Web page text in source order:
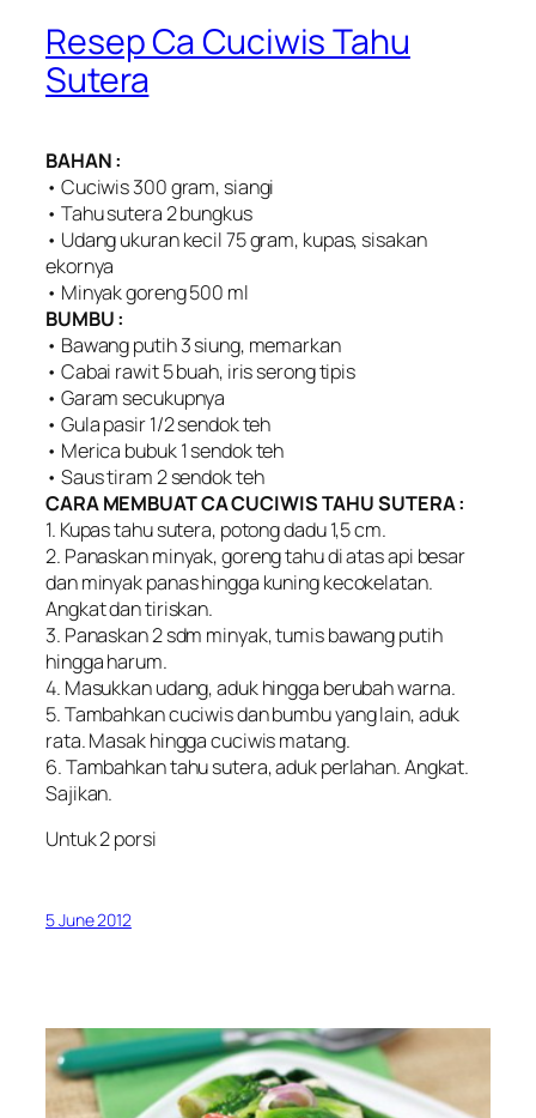
Resep Ca Cuciwis Tahu
Sutera
BAHAN :
• Cuciwis 300 gram, siangi
• Tahu sutera 2 bungkus
• Udang ukuran kecil 75 gram, kupas, sisakan
ekornya
• Minyak goreng 500 ml
BUMBU :
• Bawang putih 3 siung, memarkan
• Cabai rawit 5 buah, iris serong tipis
• Garam secukupnya
• Gula pasir 1/2 sendok teh
• Merica bubuk 1 sendok teh
• Saus tiram 2 sendok teh
CARA MEMBUAT CA CUCIWIS TAHU SUTERA :
1. Kupas tahu sutera, potong dadu 1,5 cm.
2. Panaskan minyak, goreng tahu di atas api besar
dan minyak panas hingga kuning kecokelatan.
Angkat dan tiriskan.
3. Panaskan 2 sdm minyak, tumis bawang putih
hingga harum.
4. Masukkan udang, aduk hingga berubah warna.
5. Tambahkan cuciwis dan bumbu yang lain, aduk
rata. Masak hingga cuciwis matang.
6. Tambahkan tahu sutera, aduk perlahan. Angkat.
Sajikan.
Untuk 2 porsi
5 June 2012